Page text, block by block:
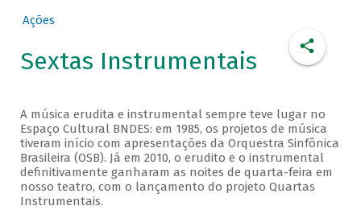
Ações
Sextas Instrumentais
A música erudita e instrumental sempre teve lugar no
Espaço Cultural BNDES: em 1985, os projetos de música
tiveram início com apresentações da Orquestra Sinfônica
Brasileira (OSB). Já em 2010, o erudito e o instrumental
definitivamente ganharam as noites de quarta-feira em
nosso teatro, com o lançamento do projeto Quartas
Instrumentais.